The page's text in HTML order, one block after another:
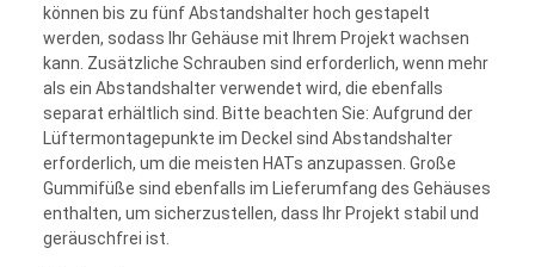
können bis zu fünf Abstandshalter hoch gestapelt
werden, sodass Ihr Gehäuse mit Ihrem Projekt wachsen
kann. Zusätzliche Schrauben sind erforderlich, wenn mehr
als ein Abstandshalter verwendet wird, die ebenfalls
separat erhältlich sind. Bitte beachten Sie: Aufgrund der
Lüftermontagepunkte im Deckel sind Abstandshalter
erforderlich, um die meisten HATs anzupassen. Große
Gummifüße sind ebenfalls im Lieferumfang des Gehäuses
enthalten, um sicherzustellen, dass Ihr Projekt stabil und
geräuschfrei ist.